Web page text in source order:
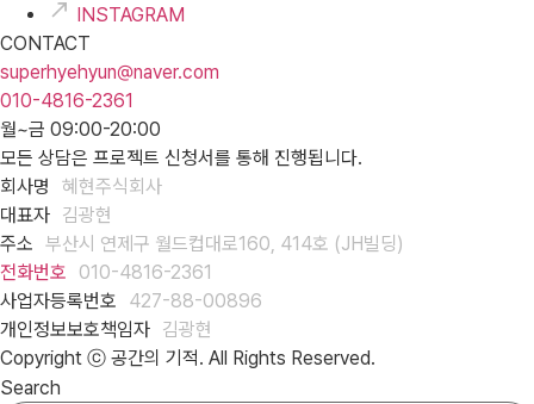
INSTAGRAM
CONTACT
superhyehyun@naver.com
010-4816-2361
월~금 09:00-20:00
모든 상담은 프로젝트 신청서를 통해 진행됩니다.
회사명
혜현주식회사
대표자 김광현
주소 부산시 연제구 월드컵대로160, 414호 (JH빌딩)
전화번호
010-4816-2361
사업자등록번호
427-88-00896
개인정보보호책임자 김광현
Copyright ⓒ 공간의 기적. All Rights Reserved.
Search